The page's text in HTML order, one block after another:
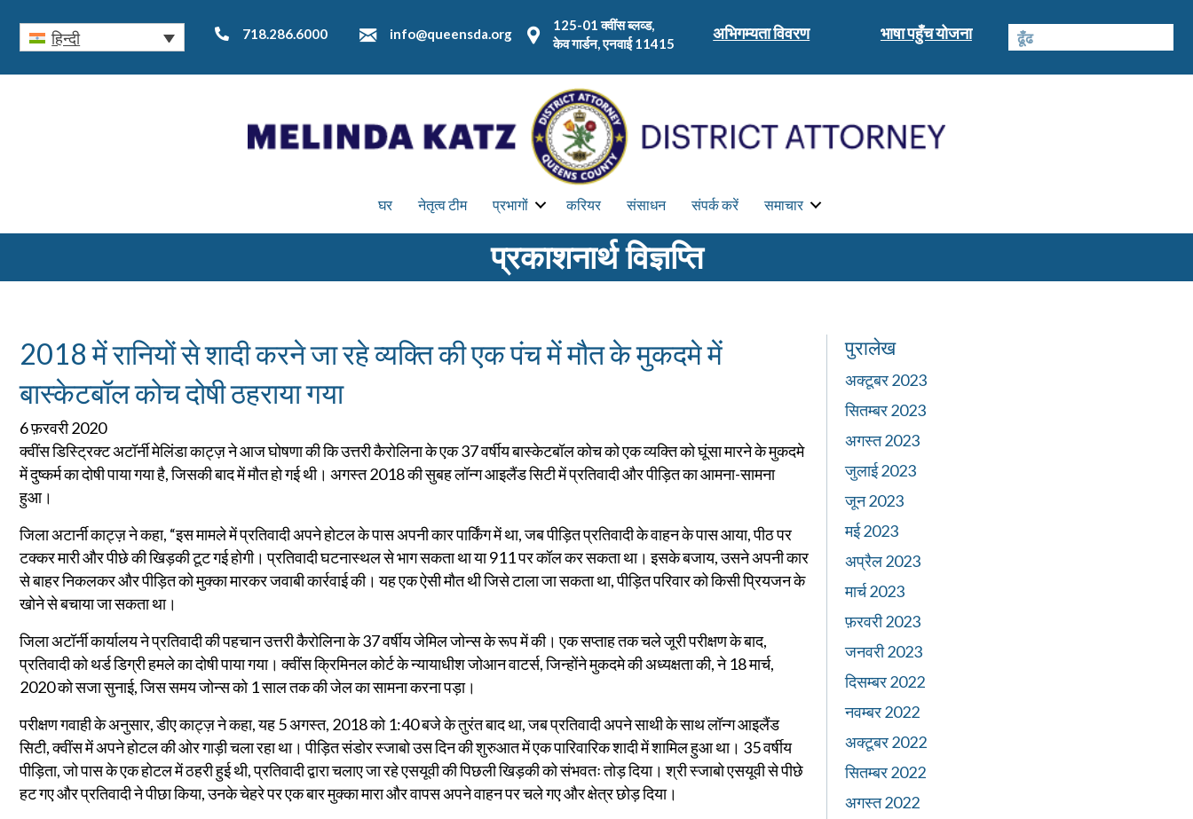
हिन्दी 718.286.6000 info@queensda.org
125-01 क्वींस ब्लव्ड,
केव गार्डन, एनवाई 11415
अभिगम्यता विवरण भाषा पहुँच योजना
घर नेतृत्व टीम प्रभागों करियर संसाधन संपर्क करें समाचार
प्रकाशनार्थ विज्ञप्ति
2018 में रानियों से शादी करने जा रहे व्यक्ति की एक पंच में मौत के मुकदमे में
बास्केटबॉल कोच दोषी ठहराया गया
6 फ़रवरी 2020
क्वींस डिस्ट्रिक्ट अटॉर्नी मेलिंडा काट्ज़ ने आज घोषणा की कि उत्तरी कैरोलिना के एक 37 वर्षीय बास्केटबॉल कोच को एक व्यक्ति को घूंसा मारने के मुकदमे
में दुष्कर्म का दोषी पाया गया है, जिसकी बाद में मौत हो गई थी। अगस्त 2018 की सुबह लॉन्ग आइलैंड सिटी में प्रतिवादी और पीड़ित का आमना-सामना
हुआ।
जिला अटार्नी काट्ज़ ने कहा, “इस मामले में प्रतिवादी अपने होटल के पास अपनी कार पार्किंग में था, जब पीड़ित प्रतिवादी के वाहन के पास आया, पीठ पर
टक्कर मारी और पीछे की खिड़की टूट गई होगी। प्रतिवादी घटनास्थल से भाग सकता था या 911 पर कॉल कर सकता था। इसके बजाय, उसने अपनी कार
से बाहर निकलकर और पीड़ित को मुक्का मारकर जवाबी कार्रवाई की। यह एक ऐसी मौत थी जिसे टाला जा सकता था, पीड़ित परिवार को किसी प्रियजन के
खोने से बचाया जा सकता था।
जिला अटॉर्नी कार्यालय ने प्रतिवादी की पहचान उत्तरी कैरोलिना के 37 वर्षीय जेमिल जोन्स के रूप में की। एक सप्ताह तक चले जूरी परीक्षण के बाद,
प्रतिवादी को थर्ड डिग्री हमले का दोषी पाया गया। क्वींस क्रिमिनल कोर्ट के न्यायाधीश जोआन वाटर्स, जिन्होंने मुकदमे की अध्यक्षता की, ने 18 मार्च,
2020 को सजा सुनाई, जिस समय जोन्स को 1 साल तक की जेल का सामना करना पड़ा।
परीक्षण गवाही के अनुसार, डीए काट्ज़ ने कहा, यह 5 अगस्त, 2018 को 1:40 बजे के तुरंत बाद था, जब प्रतिवादी अपने साथी के साथ लॉन्ग आइलैंड
सिटी, क्वींस में अपने होटल की ओर गाड़ी चला रहा था। पीड़ित संडोर स्जाबो उस दिन की शुरुआत में एक पारिवारिक शादी में शामिल हुआ था। 35 वर्षीय
पीड़िता, जो पास के एक होटल में ठहरी हुई थी, प्रतिवादी द्वारा चलाए जा रहे एसयूवी की पिछली खिड़की को संभवतः तोड़ दिया। श्री स्जाबो एसयूवी से पीछे
हट गए और प्रतिवादी ने पीछा किया, उनके चेहरे पर एक बार मुक्का मारा और वापस अपने वाहन पर चले गए और क्षेत्र छोड़ दिया।
पुरालेख
अक्टूबर 2023
सितम्बर 2023
अगस्त 2023
जुलाई 2023
जून 2023
मई 2023
अप्रैल 2023
मार्च 2023
फ़रवरी 2023
जनवरी 2023
दिसम्बर 2022
नवम्बर 2022
अक्टूबर 2022
सितम्बर 2022
अगस्त 2022